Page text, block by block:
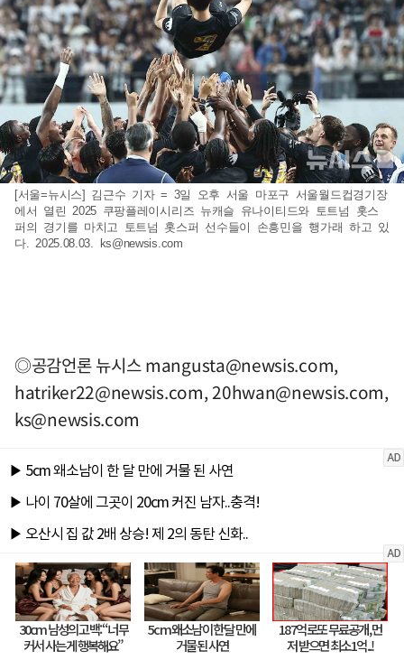
[서울=뉴시스] 김근수 기자 = 3일 오후 서울 마포구 서울월드컵경기장
에서 열린 2025 쿠팡플레이시리즈 뉴캐슬 유나이티드와 토트넘 홋스
퍼의 경기를 마치고 토트넘 홋스퍼 선수들이 손흥민을 행가래 하고 있
다. 2025.08.03.
ks@newsis.com
◎공감언론 뉴시스mangusta@newsis.com,
hatriker22@newsis.com,20hwan@newsis.com,
ks@newsis.com